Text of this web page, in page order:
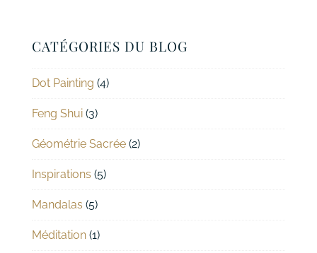
CATÉGORIES DU BLOG
Dot Painting (4)
Feng Shui (3)
Géométrie Sacrée (2)
Inspirations (5)
Mandalas (5)
Méditation (1)